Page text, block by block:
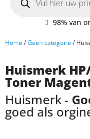
98% van
Home/Geen categorie/
Huismerk
Toner
Huismerk -
goed als